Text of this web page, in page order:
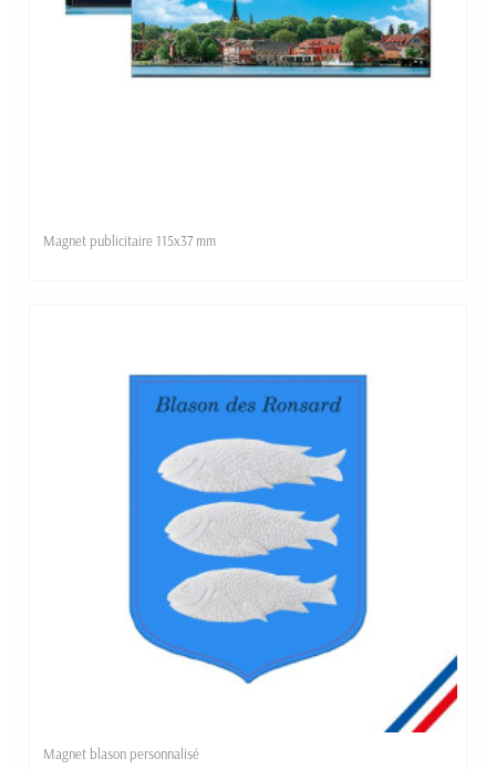
Magnet publicitaire 115x37 mm
Magnet blason personnalisé